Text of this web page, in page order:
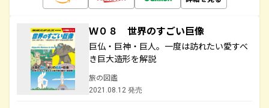
Ｗ０８ 世界のすごい巨像
巨仏・巨神・巨人。一度は訪れたい愛すべ
き巨大造形を解説
旅の図鑑
2021.08.12 発売